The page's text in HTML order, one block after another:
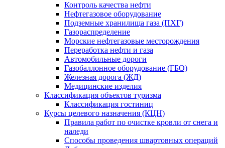
Контроль качества нефти
Нефтегазовое оборудование
Подземные хранилища газа (ПХГ)
Газораспределение
Морские нефтегазовые месторождения
Переработка нефти и газа
Автомобильные дороги
Газобаллонное оборудование (ГБО)
Железная дорога (ЖД)
Медицинские изделия
Классификация объектов туризма
Классификация гостиниц
Курсы целевого назначения (КЦН)
Правила работ по очистке кровли от снега и
наледи
Способы проведения швартовных операций